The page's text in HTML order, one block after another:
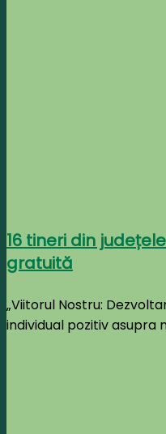
16 tineri din
gratuită
„Viitorul Nostru:
individual pozitiv